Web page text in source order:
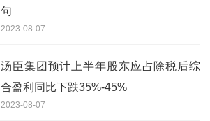
句
2023-08-07
汤臣集团预计上半年股东应占除税后综
合盈利同比下跌35%-45%
2023-08-07